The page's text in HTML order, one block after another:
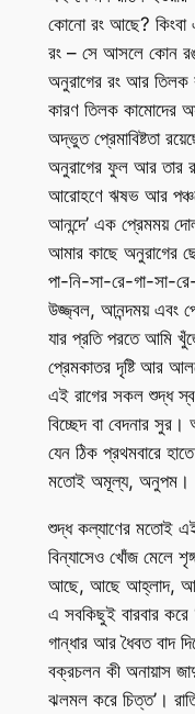
কোনো রং আছে? কিংবা
রং – সে আসলে কোন
অনুরাগের রং আর তিলক
কারণ তিলক কামোদের
অদ্ভুত প্রেমাবিষ্টতা
অনুরাগের ফুল আর তার
আরোহণে ঋষভ আর
আনন্দে’ এক প্রেমময়
আমার কাছে অনুরাগের
পা-নি-সা-রে-গা-সা-
উজ্জ্বল, আনন্দময় এবং
যার প্রতি পরতে আমি
প্রেমকাতর দৃষ্টি আর
এই রাগের সকল শুদ্ধ
বিচ্ছেদ বা বেদনার সুর।
যেন ঠিক প্রথমবারে
মতোই অমূল্য, অনুপম।
শুদ্ধ কল্যাণের মতোই
বিন্যাসেও খোঁজ মেলে
আছে, আছে আহ্লাদ,
এ সবকিছুই বারবার
গান্ধার আর ধৈবত বাদ
বক্রচলন কী অনায়াস
ঝলমল করে চিত্ত’।